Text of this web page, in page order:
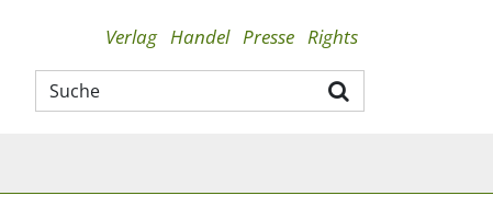
Verlag Handel Presse Rights